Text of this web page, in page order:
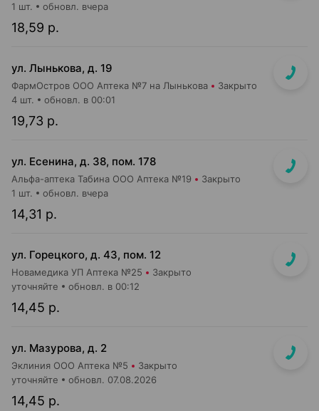
18,59 р.
1 шт. обновл. вчера
ул. Лынькова, д. 19
ФармОстров ООО Аптека №7 на Лынькова Закрыто
19,73 р.
4 шт. обновл. в 00:01
ул. Есенина, д. 38, пом. 178
Альфа-аптека Табина ООО Аптека №19 Закрыто
14,31 р.
1 шт. обновл. вчера
ул. Горецкого, д. 43, пом. 12
Новамедика УП Аптека №25 Закрыто
14,45 р.
уточняйте обновл. в 00:12
ул. Мазурова, д. 2
Эклиния ООО Аптека №5 Закрыто
14,45 р.
уточняйте обновл. 07.08.2026